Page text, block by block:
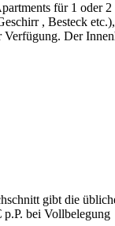
für 1 oder
, Besteck
Der
gibt die
p.P. bei Vollbelegung